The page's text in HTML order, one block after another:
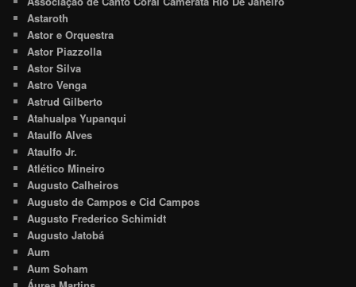
Astaroth
Astor e Orquestra
Astor Piazzolla
Astor Silva
Astro Venga
Astrud Gilberto
Atahualpa Yupanqui
Ataulfo Alves
Ataulfo Jr.
Atlético Mineiro
Augusto Calheiros
Augusto de Campos e Cid Campos
Augusto Frederico Schimidt
Augusto Jatobá
Aum
Aum Soham